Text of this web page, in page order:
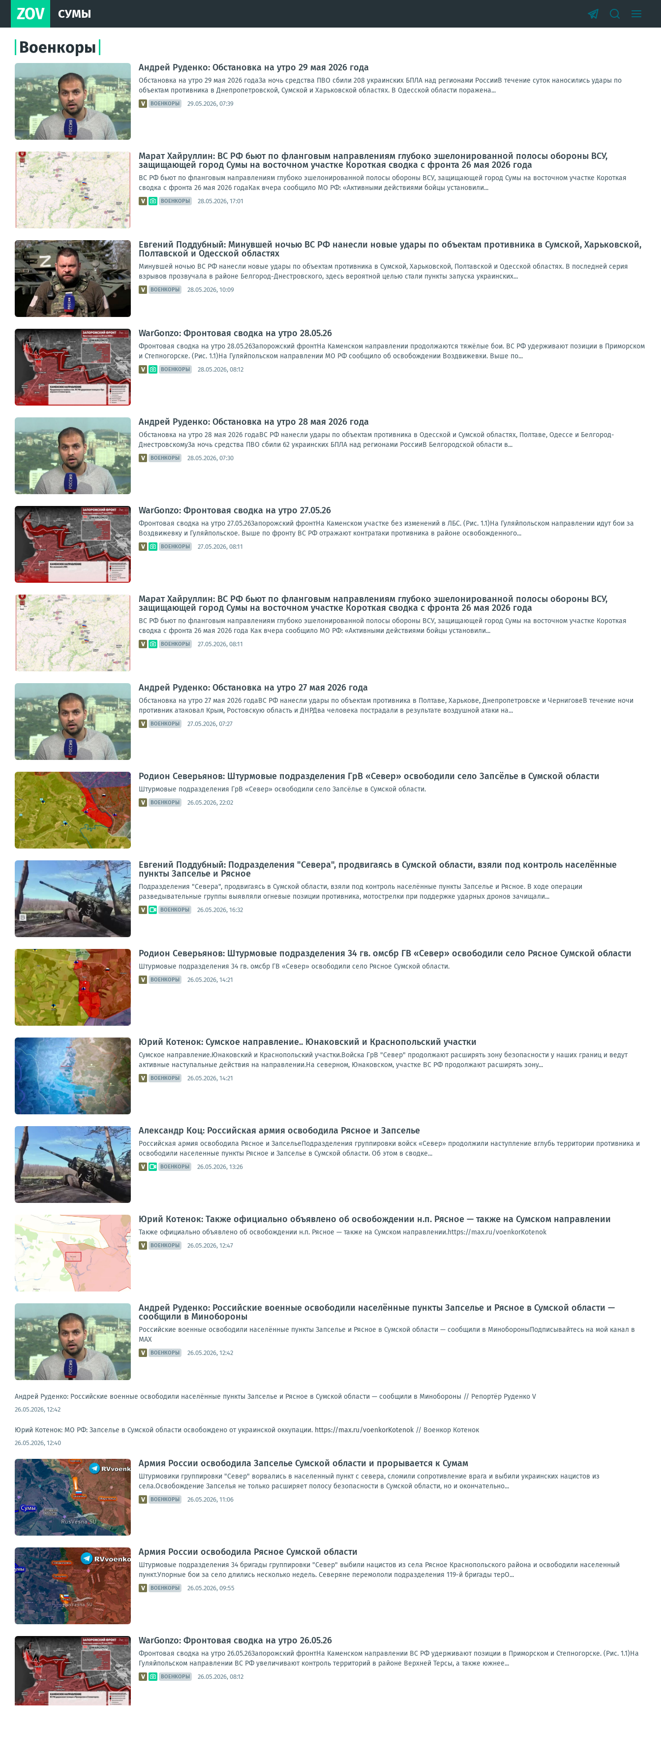
ZOV СУМЫ
Военкоры
Андрей Руденко: Обстановка на утро 29 мая 2026 года
Обстановка на утро 29 мая 2026 годаЗа ночь средства ПВО сбили 208 украинских БПЛА над регионами РоссииВ течение суток наносились удары по
объектам противника в Днепропетровской, Сумской и Харьковской областях. В Одесской области поражена...
ВОЕНКОРЫ 29.05.2026, 07:39
Марат Хайруллин: ВС РФ бьют по фланговым направлениям глубоко эшелонированной полосы обороны ВСУ,
защищающей город Сумы на восточном участке Короткая сводка с фронта 26 мая 2026 года
ВС РФ бьют по фланговым направлениям глубоко эшелонированной полосы обороны ВСУ, защищающей город Сумы на восточном участке Короткая
сводка с фронта 26 мая 2026 годаКак вчера сообщило МО РФ: «Активными действиями бойцы установили...
ВОЕНКОРЫ 28.05.2026, 17:01
Евгений Поддубный: Минувшей ночью ВС РФ нанесли новые удары по объектам противника в Сумской, Харьковской,
Полтавской и Одесской областях
Минувшей ночью ВС РФ нанесли новые удары по объектам противника в Сумской, Харьковской, Полтавской и Одесской областях. В последней серия
взрывов прозвучала в районе Белгород-Днестровского, здесь вероятной целью стали пункты запуска украинских...
ВОЕНКОРЫ 28.05.2026, 10:09
WarGonzo: Фронтовая сводка на утро 28.05.26
Фронтовая сводка на утро 28.05.26Запорожский фронтНа Каменском направлении продолжаются тяжёлые бои. ВС РФ удерживают позиции в Приморском
и Степногорске. (Рис. 1.1)На Гуляйпольском направлении МО РФ сообщило об освобождении Воздвижевки. Выше по...
ВОЕНКОРЫ 28.05.2026, 08:12
Андрей Руденко: Обстановка на утро 28 мая 2026 года
Обстановка на утро 28 мая 2026 годаВС РФ нанесли удары по объектам противника в Одесской и Сумской областях, Полтаве, Одессе и Белгород-
ДнестровскомуЗа ночь средства ПВО сбили 62 украинских БПЛА над регионами РоссииВ Белгородской области в...
ВОЕНКОРЫ 28.05.2026, 07:30
WarGonzo: Фронтовая сводка на утро 27.05.26
Фронтовая сводка на утро 27.05.26Запорожский фронтНа Каменском участке без изменений в ЛБС. (Рис. 1.1)На Гуляйпольском направлении идут бои за
Воздвижевку и Гуляйпольское. Выше по фронту ВС РФ отражают контратаки противника в районе освобожденного...
ВОЕНКОРЫ 27.05.2026, 08:11
Марат Хайруллин: ВС РФ бьют по фланговым направлениям глубоко эшелонированной полосы обороны ВСУ,
защищающей город Сумы на восточном участке Короткая сводка с фронта 26 мая 2026 года
ВС РФ бьют по фланговым направлениям глубоко эшелонированной полосы обороны ВСУ, защищающей город Сумы на восточном участке Короткая
сводка с фронта 26 мая 2026 года Как вчера сообщило МО РФ: «Активными действиями бойцы установили...
ВОЕНКОРЫ 27.05.2026, 08:11
Андрей Руденко: Обстановка на утро 27 мая 2026 года
Обстановка на утро 27 мая 2026 годаВС РФ нанесли удары по объектам противника в Полтаве, Харькове, Днепропетровске и ЧерниговеВ течение ночи
противник атаковал Крым, Ростовскую область и ДНРДва человека пострадали в результате воздушной атаки на...
ВОЕНКОРЫ 27.05.2026, 07:27
Родион Северьянов: Штурмовые подразделения ГрВ «Север» освободили село Запсёлье в Сумской области
Штурмовые подразделения ГрВ «Север» освободили село Запсёлье в Сумской области.
ВОЕНКОРЫ 26.05.2026, 22:02
Евгений Поддубный: Подразделения "Севера", продвигаясь в Сумской области, взяли под контроль населённые
пункты Запселье и Рясное
Подразделения "Севера", продвигаясь в Сумской области, взяли под контроль населённые пункты Запселье и Рясное. В ходе операции
разведывательные группы выявляли огневые позиции противника, мотострелки при поддержке ударных дронов зачищали...
ВОЕНКОРЫ 26.05.2026, 16:32
Родион Северьянов: Штурмовые подразделения 34 гв. омсбр ГВ «Север» освободили село Рясное Сумской области
Штурмовые подразделения 34 гв. омсбр ГВ «Север» освободили село Рясное Сумской области.
ВОЕНКОРЫ 26.05.2026, 14:21
Юрий Котенок: Сумское направление.. Юнаковский и Краснопольский участки
Сумское направление.Юнаковский и Краснопольский участки.Войска ГрВ "Север" продолжают расширять зону безопасности у наших границ и ведут
активные наступальные действия на направлении.На северном, Юнаковском, участке ВС РФ продолжают расширять зону...
ВОЕНКОРЫ 26.05.2026, 14:21
Александр Коц: Российская армия освободила Рясное и Запселье
Российская армия освободила Рясное и ЗапсельеПодразделения группировки войск «Север» продолжили наступление вглубь территории противника и
освободили населенные пункты Рясное и Запселье в Сумской области. Об этом в сводке...
ВОЕНКОРЫ 26.05.2026, 13:26
Юрий Котенок: Также официально объявлено об освобождении н.п. Рясное — также на Сумском направлении
Также официально объявлено об освобождении н.п. Рясное — также на Сумском направлении.https://max.ru/voenkorKotenok
ВОЕНКОРЫ 26.05.2026, 12:47
Андрей Руденко: Российские военные освободили населённые пункты Запселье и Рясное в Сумской области —
сообщили в Минобороны
Российские военные освободили населённые пункты Запселье и Рясное в Сумской области — сообщили в МинобороныПодписывайтесь на мой канал в
MAX
ВОЕНКОРЫ 26.05.2026, 12:42
Андрей Руденко: Российские военные освободили населённые пункты Запселье и Рясное в Сумской области — сообщили в Минобороны // Репортёр Руденко V
26.05.2026, 12:42
Юрий Котенок: МО РФ: Запселье в Сумской области освобождено от украинской оккупации. https://max.ru/voenkorKotenok // Военкор Котенок
26.05.2026, 12:40
Армия России освободила Запселье Сумской области и прорывается к Сумам
Штурмовики группировки "Север" ворвались в населенный пункт с севера, сломили сопротивление врага и выбили украинских нацистов из
села.Освобождение Запселья не только расширяет полосу безопасности в Сумской области, но и окончательно...
ВОЕНКОРЫ 26.05.2026, 11:06
Армия России освободила Рясное Сумской области
Штурмовые подразделения 34 бригады группировки "Север" выбили нацистов из села Рясное Краснопольского района и освободили населенный
пункт.Упорные бои за село длились несколько недель. Северяне перемололи подразделения 119-й бригады терО...
ВОЕНКОРЫ 26.05.2026, 09:55
WarGonzo: Фронтовая сводка на утро 26.05.26
Фронтовая сводка на утро 26.05.26Запорожский фронтНа Каменском направлении ВС РФ удерживают позиции в Приморском и Степногорске. (Рис. 1.1)На
Гуляйпольском направлении ВС РФ увеличивают контроль территорий в районе Верхней Терсы, а также южнее...
ВОЕНКОРЫ 26.05.2026, 08:12